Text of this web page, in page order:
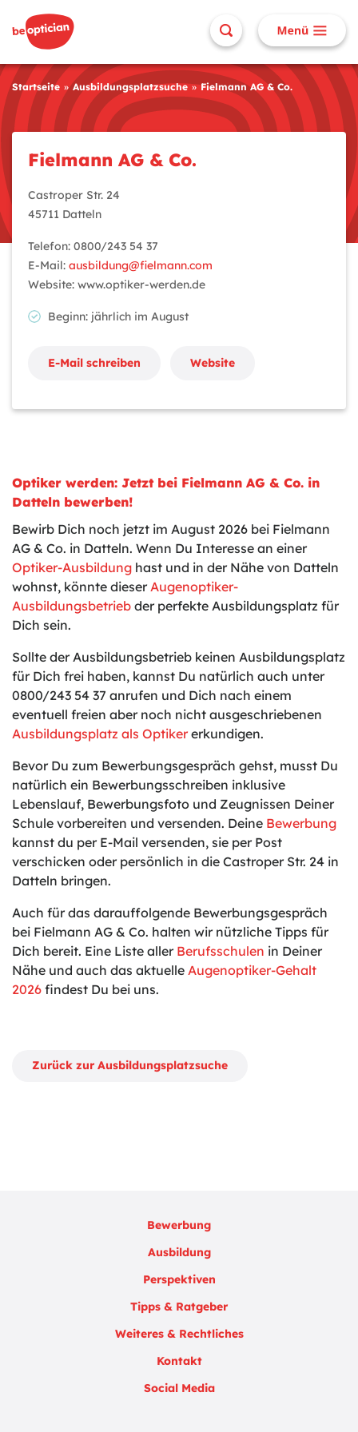
Startseite Ausbildungsplatzsuche Fielmann AG & Co.
Fielmann AG & Co.
Castroper Str. 24
45711 Datteln
Telefon: 0800/243 54 37
E-Mail: ausbildung@fielmann.com
Website: www.optiker-werden.de
Beginn: jährlich im August
E-Mail schreiben Website
Optiker werden: Jetzt bei Fielmann AG & Co. in
Datteln bewerben!
Bewirb Dich noch jetzt im August 2026 bei Fielmann
AG & Co. in Datteln. Wenn Du Interesse an einer
Optiker-Ausbildung hast und in der Nähe von Datteln
wohnst, könnte dieser Augenoptiker-
Ausbildungsbetrieb der perfekte Ausbildungsplatz für
Dich sein.
Sollte der Ausbildungsbetrieb keinen Ausbildungsplatz
für Dich frei haben, kannst Du natürlich auch unter
0800/243 54 37 anrufen und Dich nach einem
eventuell freien aber noch nicht ausgeschriebenen
Ausbildungsplatz als Optiker erkundigen.
Bevor Du zum Bewerbungsgespräch gehst, musst Du
natürlich ein Bewerbungsschreiben inklusive
Lebenslauf, Bewerbungsfoto und Zeugnissen Deiner
Schule vorbereiten und versenden. Deine Bewerbung
kannst du per E-Mail versenden, sie per Post
verschicken oder persönlich in die Castroper Str. 24 in
Datteln bringen.
Auch für das darauffolgende Bewerbungsgespräch
bei Fielmann AG & Co. halten wir nützliche Tipps für
Dich bereit. Eine Liste aller Berufsschulen in Deiner
Nähe und auch das aktuelle Augenoptiker-Gehalt
2026 findest Du bei uns.
Zurück zur Ausbildungsplatzsuche
Bewerbung
Ausbildung
Perspektiven
Tipps & Ratgeber
Weiteres & Rechtliches
Kontakt
Social Media